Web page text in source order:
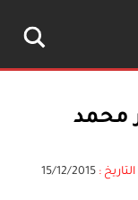
محمد
التاريخ :15/12/2015